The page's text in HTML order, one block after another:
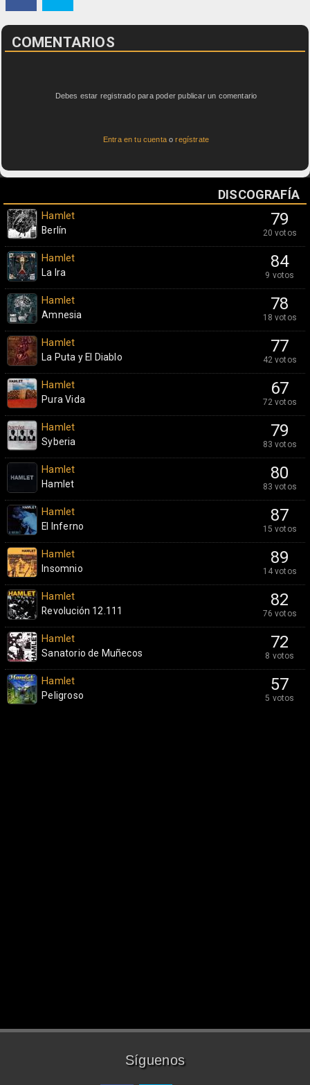
COMENTARIOS
Debes estar registrado para poder publicar un comentario
Entra en tu cuentaoregístrate
DISCOGRAFÍA
79
20 votos
Hamlet
Berlín
84
9 votos
Hamlet
La Ira
78
18 votos
Hamlet
Amnesia
77
42 votos
Hamlet
La Puta y El Diablo
67
72 votos
Hamlet
Pura Vida
79
83 votos
Hamlet
Syberia
80
83 votos
Hamlet
Hamlet
87
15 votos
Hamlet
El Inferno
89
14 votos
Hamlet
Insomnio
82
76 votos
Hamlet
Revolución 12.111
72
8 votos
Hamlet
Sanatorio de Muñecos
57
5 votos
Hamlet
Peligroso
Síguenos